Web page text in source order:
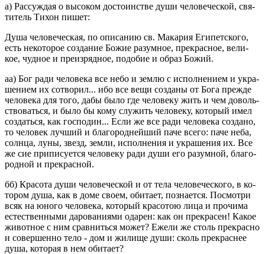
а) Рас­суж­дая о вы­со­ком до­сто­ин­стве души че­ло­ве­че­ской, свя­
ти­тель Тихон пишет:
Душа че­ло­ве­че­ская, по опи­са­нию св. Ма­ка­рия Еги­пет­ско­го,
есть неко­то­рое со­зда­ние Божие ра­зум­ное, пре­крас­ное, ве­ли­
кое, чуд­ное и пре­из­ряд­ное, по­до­бие и образ Божий.
аа) Бог ради че­ло­ве­ка все небо и землю с ис­пол­не­ни­ем и укра­
ше­ни­ем их со­тво­рил... ибо все вещи со­зда­ны от Бога пре­жде
че­ло­ве­ка для того, дабы было где че­ло­ве­ку жить и чем до­воль­
ство­вать­ся, и было бы кому слу­жить че­ло­ве­ку, ко­то­рый имел
со­здать­ся, как гос­по­дин... Если же все ради че­ло­ве­ка со­зда­но,
то че­ло­век луч­ший и бла­го­род­ней­ший паче всего: паче неба,
солн­ца, луны, звезд, земли, ис­пол­не­ния и укра­ше­ния их. Все
же сие при­пи­су­ет­ся че­ло­ве­ку ради души его ра­зум­ной, бла­го­
род­ной и пре­крас­ной.
бб) Кра­со­та души че­ло­ве­че­ской и от тела че­ло­ве­че­ско­го, в ко­
то­ром душа, как в доме своем, оби­та­ет, по­зна­ет­ся. По­смот­ри
всяк на юного че­ло­ве­ка, ко­то­рый кра­со­тою лица и про­чи­ма
есте­ствен­ны­ми да­ро­ва­ни­я­ми ода­рен: как он пре­кра­сен! Какое
жи­вот­ное с ним срав­нить­ся может? Ежели же столь пре­крас­но
и со­вер­шен­но тело - дом и жи­ли­ще души: сколь пре­крас­нее
душа, ко­то­рая в нем оби­та­ет?